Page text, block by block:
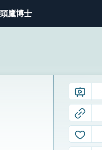
鷹博士